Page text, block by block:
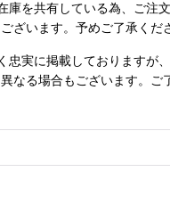
庫を共有している為、ご注
ざいます。予めご了承くだ
忠実に掲載しておりますが
なる場合もございます。ご